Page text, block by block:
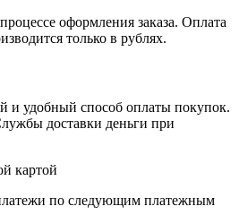
оформления заказа. Оплата
только в рублях.
и удобный способ оплаты покупок.
доставки деньги при
картой
по cледующим платежным